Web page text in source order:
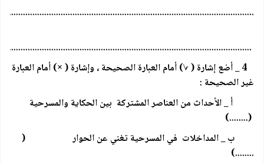
........................................................................................................
........................................................................................................
4 _ أضع إشارة ( √) أمام العبارة الصحيحة ، وإشارة ( ×) أمام العبارة
غير الصحيحة :
أ _ الأحداث من العناصر المشتركة بين الحكاية والمسرحية
(........)
ب _ المداخلات في المسرحية تغني عن الحوار (
........)